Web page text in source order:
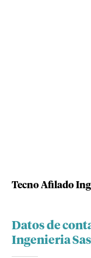
Tecno Afilado
Datos de
Ingenieria Sas